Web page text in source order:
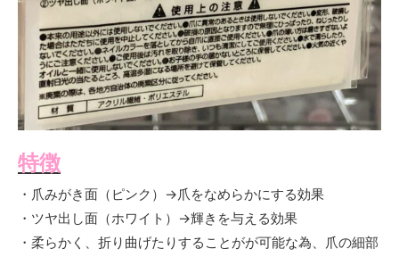
特徴
・爪みがき面（ピンク）→爪をなめらかにする効果
・ツヤ出し面（ホワイト）→輝きを与える効果
・柔らかく、折り曲げたりすることがが可能な為、爪の細部